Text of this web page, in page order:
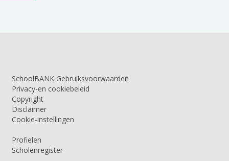
SchoolBANK Gebruiksvoorwaarden
Privacy-en cookiebeleid
Copyright
Disclaimer
Cookie-instellingen
Profielen
Scholenregister